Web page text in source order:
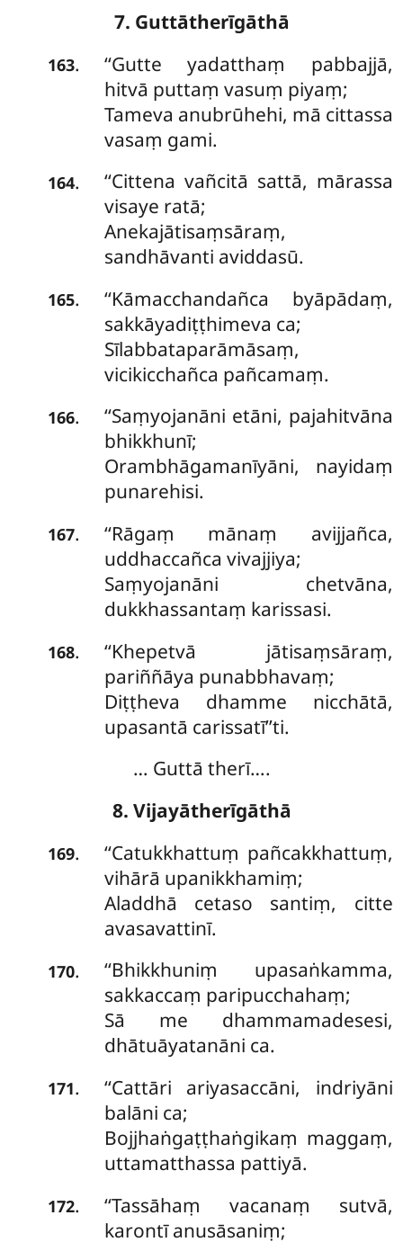
7. Guttātherīgāthā
163. ‘‘Gutteyadatthaṃ pabbajjā,
hitvā puttaṃ vasuṃ piyaṃ;
Tameva anubrūhehi, mā cittassa
vasaṃ gami.
164.
‘‘Cittena vañcitā sattā, mārassa
visaye ratā;
Anekajātisaṃsāraṃ,
sandhāvanti aviddasū.
165.
‘‘Kāmacchandañca byāpādaṃ,
sakkāyadiṭṭhimeva ca;
Sīlabbataparāmāsaṃ,
vicikicchañca pañcamaṃ.
166.
‘‘Saṃyojanāni etāni, pajahitvāna
bhikkhunī;
Orambhāgamanīyāni, nayidaṃ
punarehisi.
167.
‘‘Rāgaṃ mānaṃ avijjañca,
uddhaccañca vivajjiya;
Saṃyojanāni chetvāna,
dukkhassantaṃ karissasi.
168. ‘‘Khepetvā jātisaṃsāraṃ,
pariññāya punabbhavaṃ;
Diṭṭheva dhamme nicchātā,
upasantā carissatī’’ti.
… Guttā therī….
8. Vijayātherīgāthā
169.
‘‘Catukkhattuṃ pañcakkhattuṃ,
vihārā upanikkhamiṃ;
Aladdhā cetaso santiṃ, citte
avasavattinī.
170. ‘‘Bhikkhuniṃ upasaṅkamma,
sakkaccaṃ paripucchahaṃ;
Sā me dhammamadesesi,
dhātuāyatanāni ca.
171. ‘‘Cattāri ariyasaccāni, indriyāni
balāni ca;
Bojjhaṅgaṭṭhaṅgikaṃ maggaṃ,
uttamatthassa pattiyā.
172. ‘‘Tassāhaṃ vacanaṃ sutvā,
karontī anusāsaniṃ;